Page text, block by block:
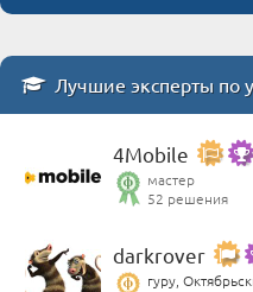
Лучшие эксперты по
4Mobile
мастер
52 решения
darkrover
гуру,